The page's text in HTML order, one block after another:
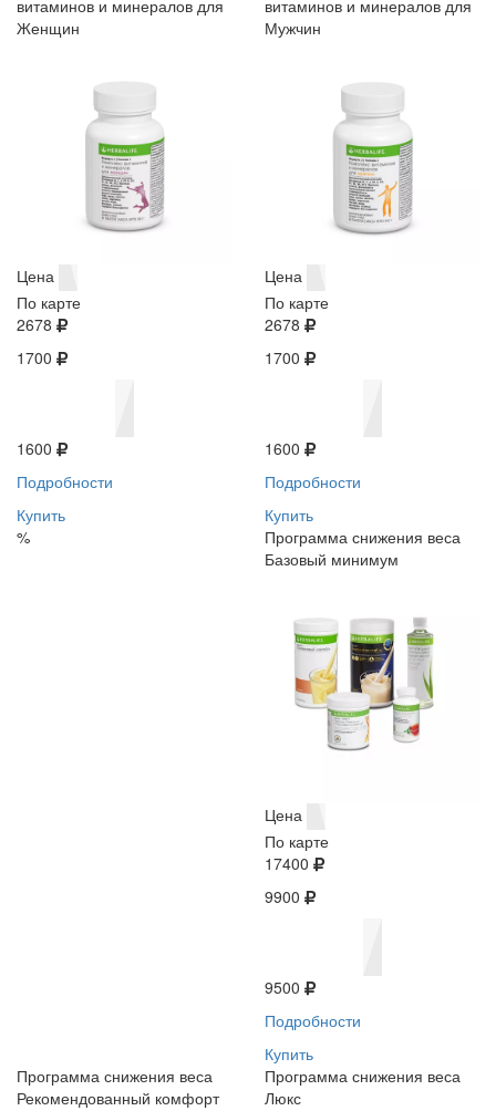
витаминов и минералов для
Женщин
Цена
По карте
2678
1700
1600
Подробности
Купить
%
витаминов и минералов для
Мужчин
Цена
По карте
2678
1700
1600
Подробности
Купить
Программа снижения веса
Базовый минимум
Цена
По карте
17400
9900
9500
Подробности
Купить
Программа снижения веса
Рекомендованный комфорт
Программа снижения веса
Люкс